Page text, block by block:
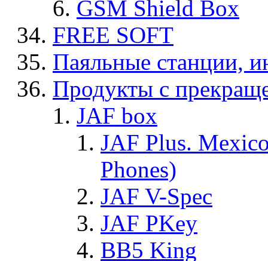
GSM Shield Box
FREE SOFT
Паяльные станции,
Продукты с
JAF box
JAF Plus.
Phones)
JAF V-Spec
JAF PKey
BB5 King